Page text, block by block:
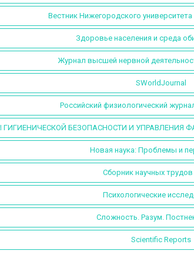
Вестник Нижегородского
Здоровье населения и среда
Журнал высшей нервной
SWorldJournal
Российский физиологический
БЕЗОПАСНОСТИ И УПРАВЛЕНИЯ
Новая наука: Проблемы и
Сборник научных трудов
Психологические
Сложность. Разум.
Scientific Reports